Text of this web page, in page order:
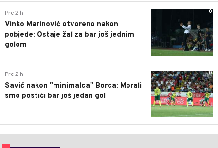
0
Pre 2 h
Vinko Marinović otvoreno nakon
pobjede: Ostaje žal za bar još jednim
golom
0
Pre 2 h
Savić nakon "minimalca" Borca: Morali
smo postići bar još jedan gol